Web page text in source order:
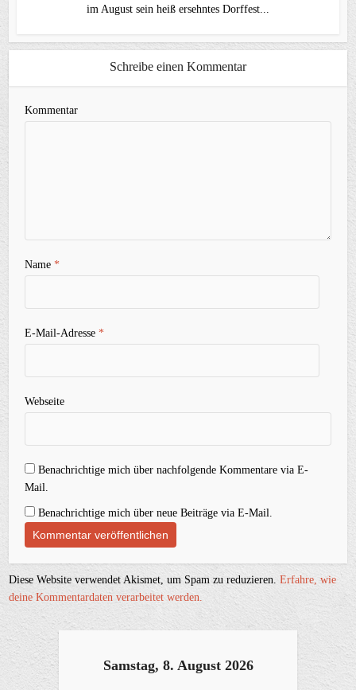
im August sein heiß ersehntes Dorffest...
Schreibe einen Kommentar
Kommentar
Name*
E-Mail-Adresse*
Webseite
Benachrichtige mich über nachfolgende Kommentare via E-
Mail.
Benachrichtige mich über neue Beiträge via E-Mail.
Diese Website verwendet Akismet, um Spam zu reduzieren.Erfahre, wie
deine Kommentardaten verarbeitet werden.
Samstag, 8. August 2026